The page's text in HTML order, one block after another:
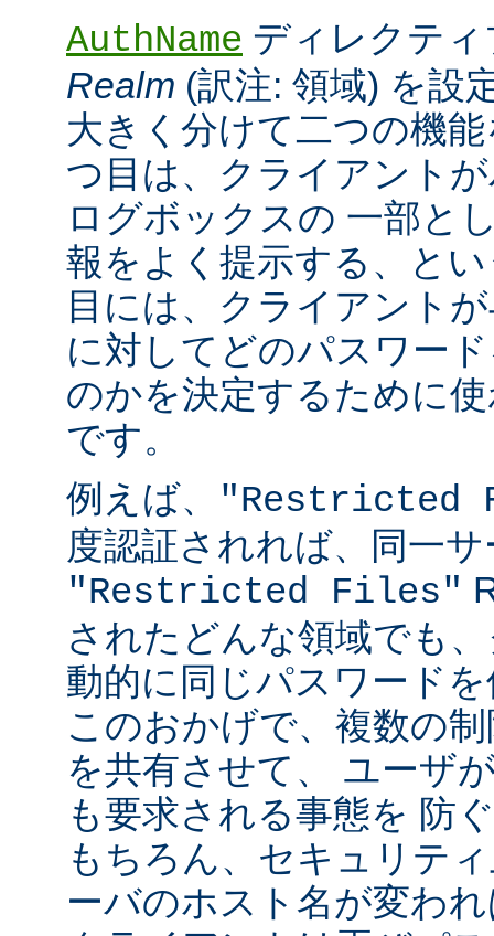
AuthName ディレクテ
Realm (訳注: 領域) を設
大きく分けて二つの機
つ目は、クライアント
ログボックスの 一部と
報をよく提示する、と
目には、クライアント
に対してどのパスワー
のかを決定するために
です。
例えば、
"Restricted
度認証されれば、同一
"Restricted Files"
されたどんな領域でも
動的に同じパスワード
このおかげで、複数の
を共有させて、 ユーザ
も要求される事態を 防
もちろん、セキュリテ
ーバのホスト名が変わ